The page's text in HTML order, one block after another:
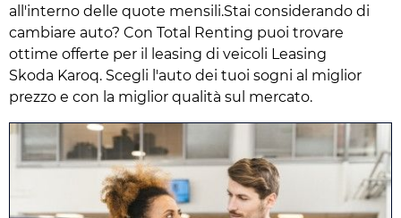
all'interno delle quote mensili.Stai considerando di
cambiare auto? Con Total Renting puoi trovare
ottime offerte per il leasing di veicoli Leasing
Skoda Karoq. Scegli l'auto dei tuoi sogni al miglior
prezzo e con la miglior qualità sul mercato.